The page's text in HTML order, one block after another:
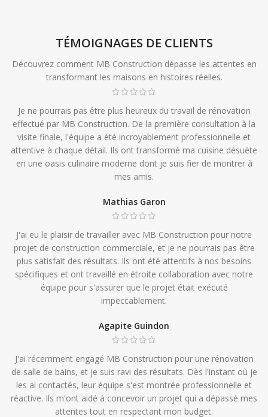
TÉMOIGNAGES DE CLIENTS
Découvrez comment MB Construction dépasse les attentes en
transformant les maisons en histoires réelles.
Je ne pourrais pas être plus heureux du travail de rénovation
effectué par MB Construction. De la première consultation à la
visite finale, l'équipe a été incroyablement professionnelle et
attentive à chaque détail. Ils ont transformé ma cuisine désuète
en une oasis culinaire moderne dont je suis fier de montrer à
mes amis.
Mathias Garon
J'ai eu le plaisir de travailler avec MB Construction pour notre
projet de construction commerciale, et je ne pourrais pas être
plus satisfait des résultats. Ils ont été attentifs à nos besoins
spécifiques et ont travaillé en étroite collaboration avec notre
équipe pour s'assurer que le projet était exécuté
impeccablement.
Agapite Guindon
J'ai récemment engagé MB Construction pour une rénovation
de salle de bains, et je suis ravi des résultats. Dès l'instant où je
les ai contactés, leur équipe s'est montrée professionnelle et
réactive. Ils m'ont aidé à concevoir un projet qui a dépassé mes
attentes tout en respectant mon budget.